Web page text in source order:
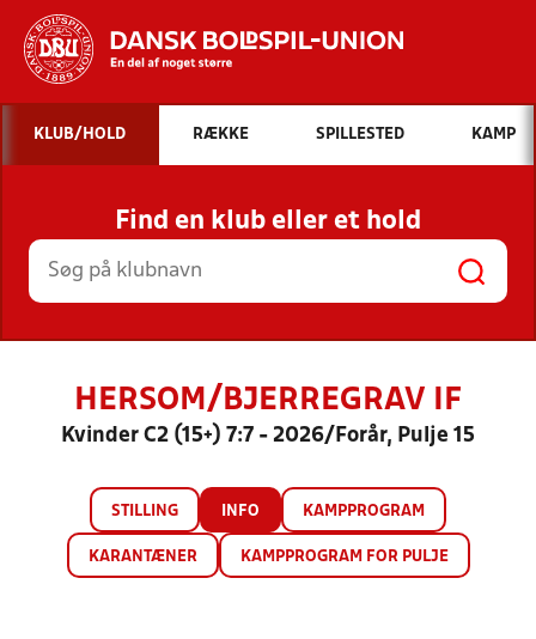
Hvad vil du søge efter?
INDHOLD OG NYHEDER
STILLINGER, RESULTATER, KLUBBER OG
HOLD
KLUB/HOLD RÆKKE SPILLESTED KAMP
Find en klub eller et hold
HERSOM/BJERREGRAV IF
Kvinder C2 (15+) 7:7 - 2026/Forår, Pulje 15
STILLING INFO KAMPPROGRAM
KARANTÆNER KAMPPROGRAM FOR PULJE